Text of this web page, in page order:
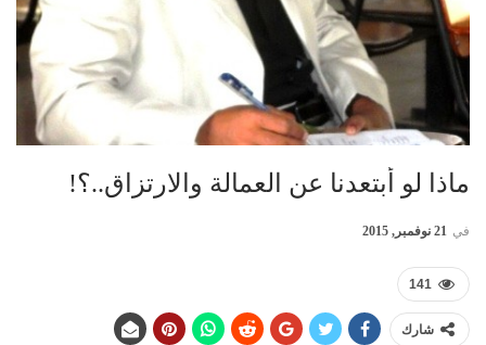
ماذا لو أبتعدنا عن العمالة والارتزاق..؟!
في 21 نوفمبر, 2015
141
شارك